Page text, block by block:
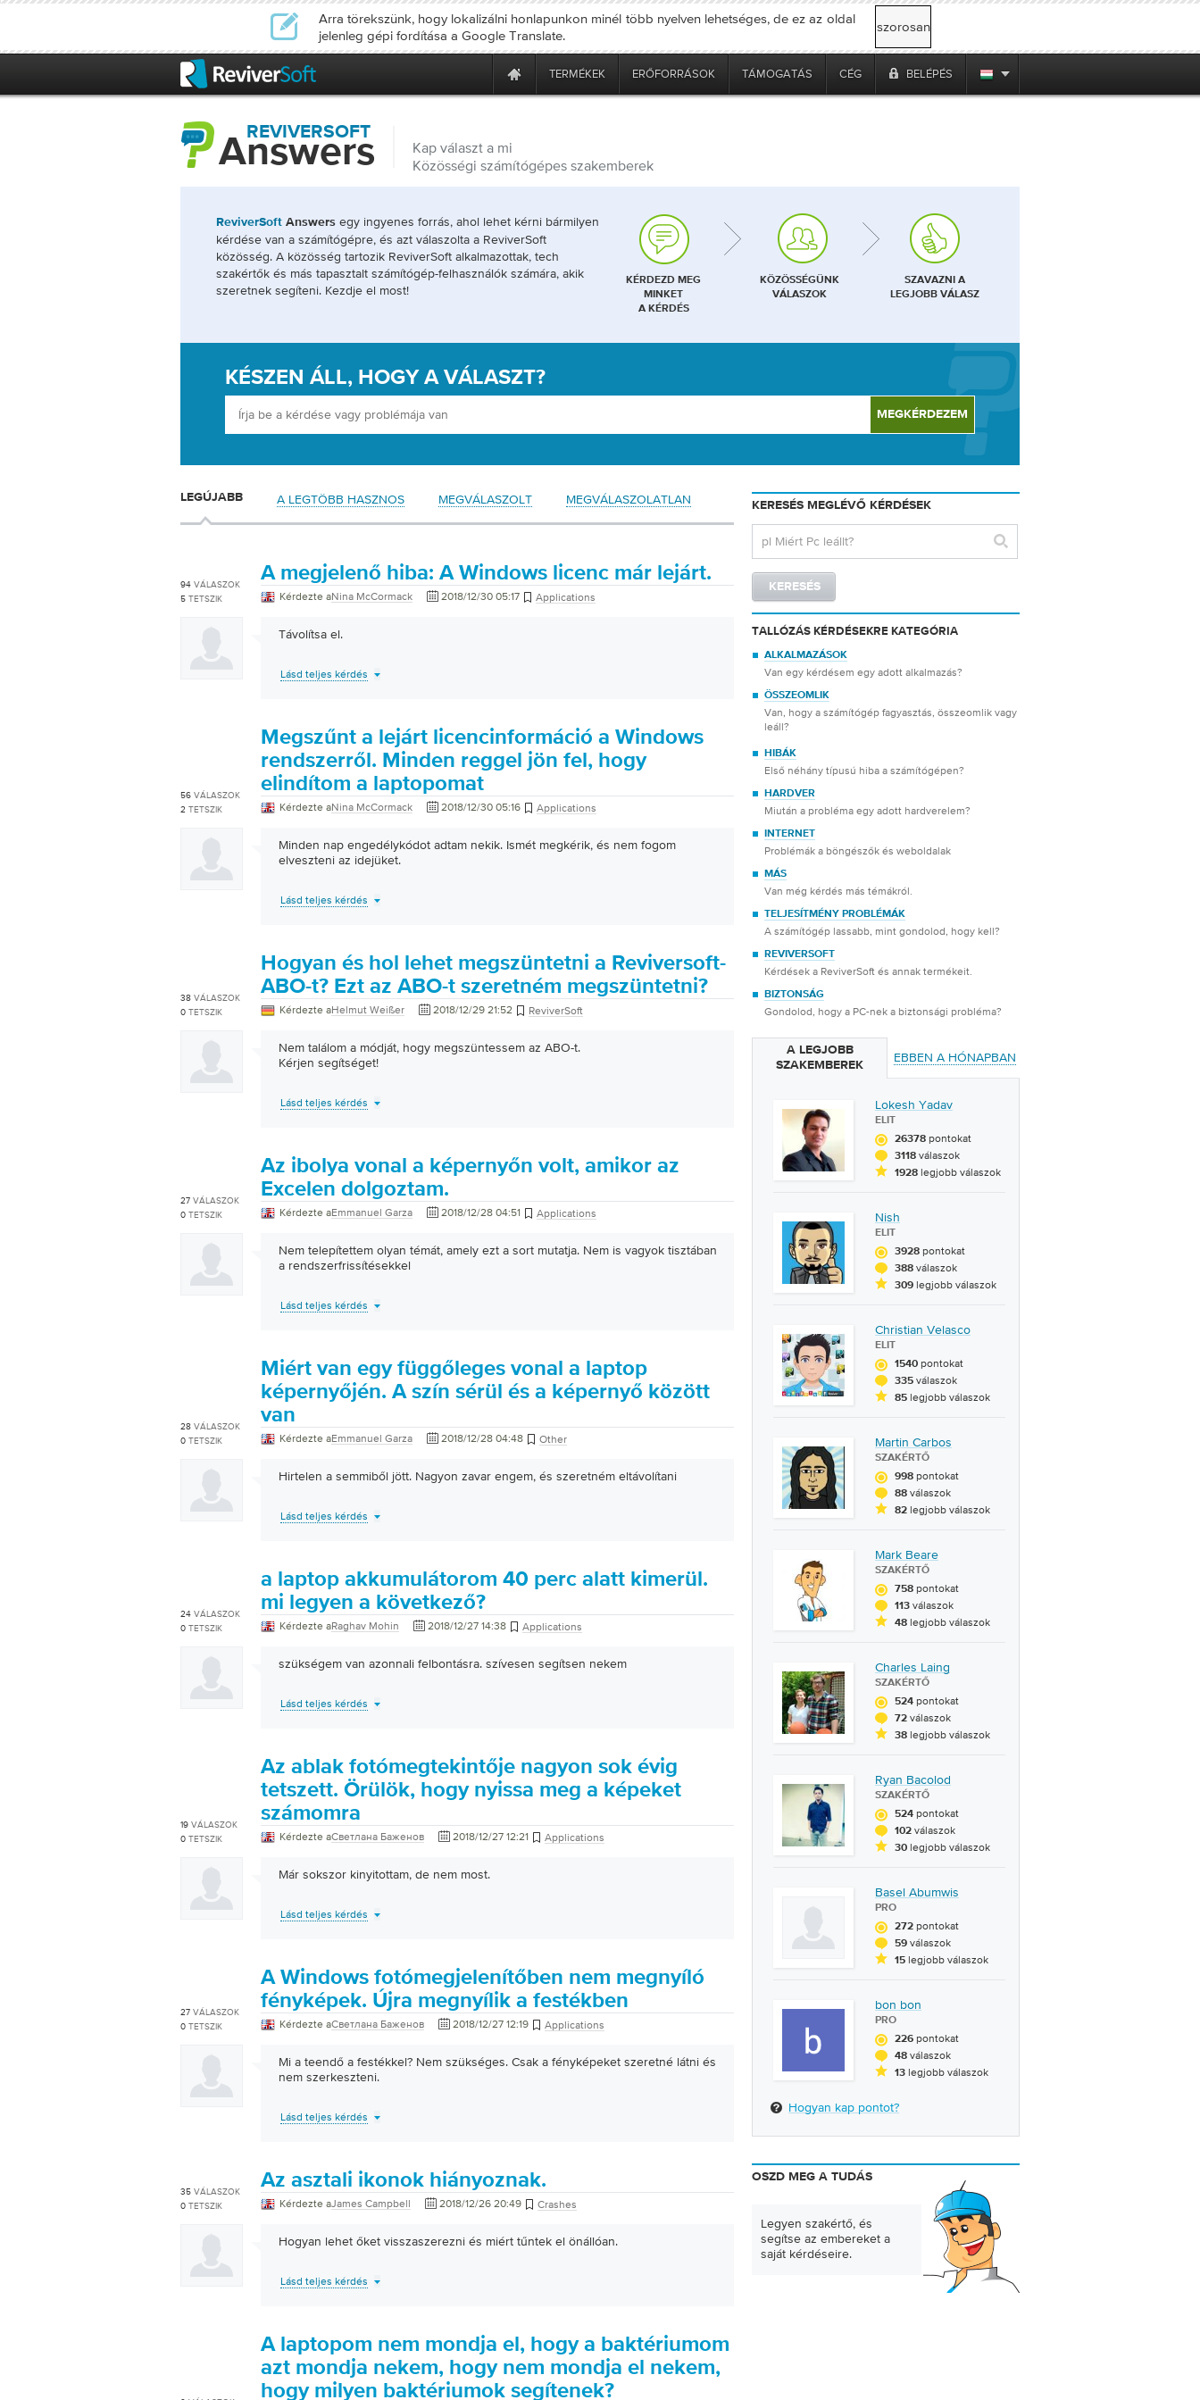
Arra törekszünk, hogy lokalizálni honlapunkon minél több nyelven lehetséges, de ez az oldal
jelenleg gépi fordítása a Google Translate.
szorosan
TERMÉKEK ERŐFORRÁSOK TÁMOGATÁS CÉG BELÉPÉS
REVIVERSOFT
Answers
Kap választ a mi
Közösségi számítógépes szakemberek
ReviverSoft Answers egy ingyenes forrás, ahol lehet kérni bármilyen
kérdése van a számítógépre, és azt válaszolta a ReviverSoft
közösség. A közösség tartozik ReviverSoft alkalmazottak, tech
szakértők és más tapasztalt számítógép-felhasználók számára, akik
szeretnek segíteni. Kezdje el most!
KÉRDEZD MEG
MINKET
A KÉRDÉS
KÖZÖSSÉGÜNK
VÁLASZOK
SZAVAZNI A
LEGJOBB VÁLASZ
KÉSZEN ÁLL, HOGY A VÁLASZT?
LEGÚJABB A LEGTÖBB HASZNOS MEGVÁLASZOLT MEGVÁLASZOLATLAN
94 VÁLASZOK
5 TETSZIK
A megjelenő hiba: A Windows licenc már lejárt.
Kérdezte aNina McCormack 2018/12/30 05:17 Applications
Távolítsa el.
Lásd teljes kérdés
56 VÁLASZOK
2 TETSZIK
Megszűnt a lejárt licencinformáció a Windows
rendszerről. Minden reggel jön fel, hogy
elindítom a laptopomat
Kérdezte aNina McCormack 2018/12/30 05:16 Applications
Minden nap engedélykódot adtam nekik. Ismét megkérik, és nem fogom
elveszteni az idejüket.
Lásd teljes kérdés
38 VÁLASZOK
0 TETSZIK
Hogyan és hol lehet megszüntetni a Reviversoft-
ABO-t? Ezt az ABO-t szeretném megszüntetni?
Kérdezte aHelmut Weißer 2018/12/29 21:52 ReviverSoft
Nem találom a módját, hogy megszüntessem az ABO-t.
Kérjen segítséget!
Lásd teljes kérdés
27 VÁLASZOK
0 TETSZIK
Az ibolya vonal a képernyőn volt, amikor az
Excelen dolgoztam.
Kérdezte aEmmanuel Garza 2018/12/28 04:51 Applications
Nem telepítettem olyan témát, amely ezt a sort mutatja. Nem is vagyok tisztában
a rendszerfrissítésekkel
Lásd teljes kérdés
28 VÁLASZOK
0 TETSZIK
Miért van egy függőleges vonal a laptop
képernyőjén. A szín sérül és a képernyő között
van
Kérdezte aEmmanuel Garza 2018/12/28 04:48 Other
Hirtelen a semmiből jött. Nagyon zavar engem, és szeretném eltávolítani
Lásd teljes kérdés
24 VÁLASZOK
0 TETSZIK
a laptop akkumulátorom 40 perc alatt kimerül.
mi legyen a következő?
Kérdezte aRaghav Mohin 2018/12/27 14:38 Applications
szükségem van azonnali felbontásra. szívesen segítsen nekem
Lásd teljes kérdés
19 VÁLASZOK
0 TETSZIK
Az ablak fotómegtekintője nagyon sok évig
tetszett. Örülök, hogy nyissa meg a képeket
számomra
Kérdezte aСветлана Баженов 2018/12/27 12:21 Applications
Már sokszor kinyitottam, de nem most.
Lásd teljes kérdés
27 VÁLASZOK
0 TETSZIK
A Windows fotómegjelenítőben nem megnyíló
fényképek. Újra megnyílik a festékben
Kérdezte aСветлана Баженов 2018/12/27 12:19 Applications
Mi a teendő a festékkel? Nem szükséges. Csak a fényképeket szeretné látni és
nem szerkeszteni.
Lásd teljes kérdés
35 VÁLASZOK
0 TETSZIK
Az asztali ikonok hiányoznak.
Kérdezte aJames Campbell 2018/12/26 20:49 Crashes
Hogyan lehet őket visszaszerezni és miért tűntek el önállóan.
Lásd teljes kérdés
A laptopom nem mondja el, hogy a baktériumom
azt mondja nekem, hogy nem mondja el nekem,
hogy milyen baktériumok segítenek?
KERESÉS MEGLÉVŐ KÉRDÉSEK
TALLÓZÁS KÉRDÉSEKRE KATEGÓRIA
ALKALMAZÁSOK
Van egy kérdésem egy adott alkalmazás?
ÖSSZEOMLIK
Van, hogy a számítógép fagyasztás, összeomlik vagy
leáll?
HIBÁK
Első néhány típusú hiba a számítógépen?
HARDVER
Miután a probléma egy adott hardverelem?
INTERNET
Problémák a böngészők és weboldalak
MÁS
Van még kérdés más témákról.
TELJESÍTMÉNY PROBLÉMÁK
A számítógép lassabb, mint gondolod, hogy kell?
REVIVERSOFT
Kérdések a ReviverSoft és annak termékeit.
BIZTONSÁG
Gondolod, hogy a PC-nek a biztonsági probléma?
A LEGJOBB
SZAKEMBEREK
EBBEN A HÓNAPBAN
Lokesh Yadav
ELIT
26378 pontokat
3118 válaszok
1928 legjobb válaszok
Nish
ELIT
3928 pontokat
388 válaszok
309 legjobb válaszok
Christian Velasco
ELIT
1540 pontokat
335 válaszok
85 legjobb válaszok
Martin Carbos
SZAKÉRTŐ
998 pontokat
88 válaszok
82 legjobb válaszok
Mark Beare
SZAKÉRTŐ
758 pontokat
113 válaszok
48 legjobb válaszok
Charles Laing
SZAKÉRTŐ
524 pontokat
72 válaszok
38 legjobb válaszok
Ryan Bacolod
SZAKÉRTŐ
524 pontokat
102 válaszok
30 legjobb válaszok
Basel Abumwis
PRO
272 pontokat
59 válaszok
15 legjobb válaszok
bon bon
PRO
226 pontokat
48 válaszok
13 legjobb válaszok
Hogyan kap pontot?
OSZD MEG A TUDÁS
Legyen szakértő, és
segítse az embereket a
saját kérdéseire.